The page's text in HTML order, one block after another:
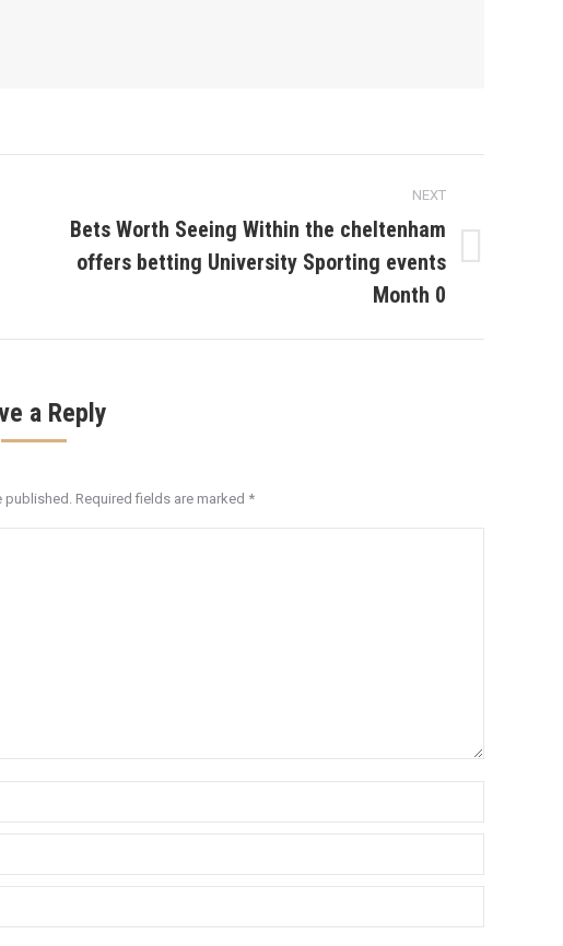
NEXT
Next
Bets Worth Seeing Within the cheltenham
offers betting University Sporting events
Month 0
a Reply
Required fields are marked *